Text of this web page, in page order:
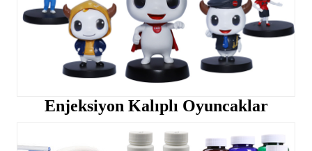
Enjeksiyon Kalıplı Oyuncaklar